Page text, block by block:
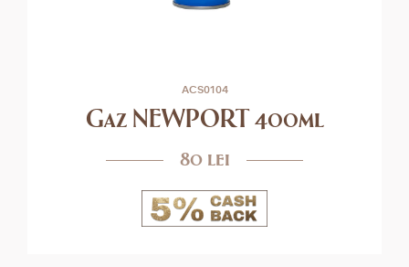
ACS0104
Gaz NEWPORT 400ml
80 lei